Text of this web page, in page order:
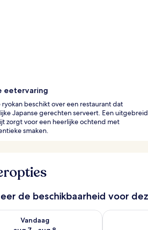
eetervaring
ryokan beschikt over een restaurant dat
Japanse gerechten serveert. Een uitgebreid
zorgt voor een heerlijke ochtend met
smaken.
de beschikbaarheid voor
Vandaag
controleren voor vanavond
De